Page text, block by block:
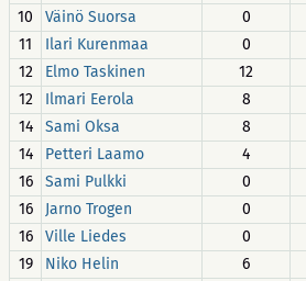
10
Väinö Suorsa 0
11
Ilari Kurenmaa 0
12
Elmo Taskinen 12
12
Ilmari Eerola 8
14
Sami Oksa 8
14
Petteri Laamo 4
16
Sami Pulkki 0
16
Jarno Trogen 0
16
Ville Liedes 0
19
Niko Helin 6